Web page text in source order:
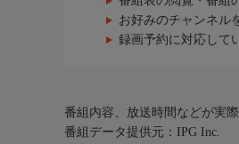
お好みのチャンネル
録画予約に対応して
番組内容、放送時間などが実
番組データ提供元：IPG Inc.